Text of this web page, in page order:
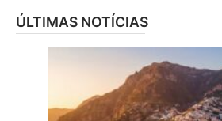
ÚLTIMAS NOTÍCIAS